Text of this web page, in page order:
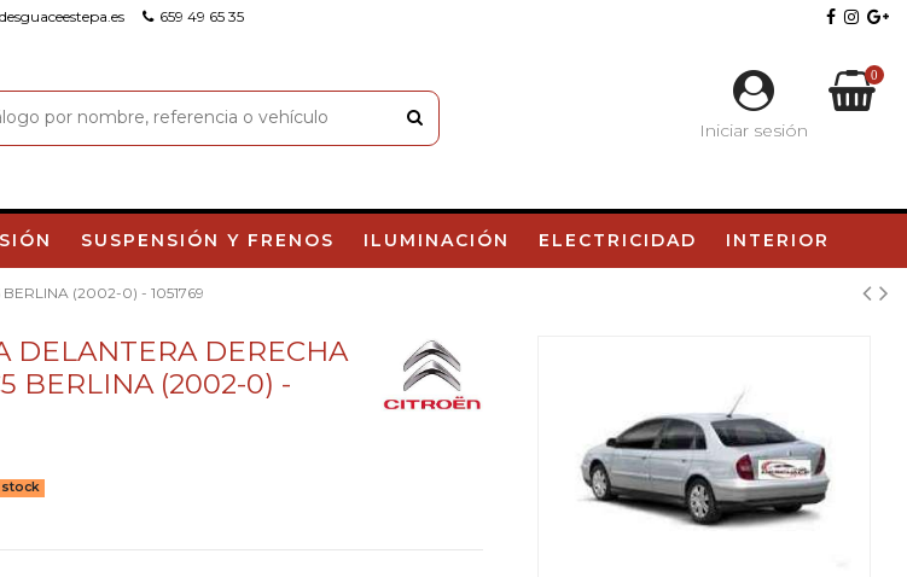
659 49 65 35
Iniciar sesión
0
SUSPENSIÓN Y FRENOS ILUMINACIÓN ELECTRICIDAD INTERIOR
(2002-0) - 1051769
DELANTERA DERECHA
BERLINA (2002-0) -
stock